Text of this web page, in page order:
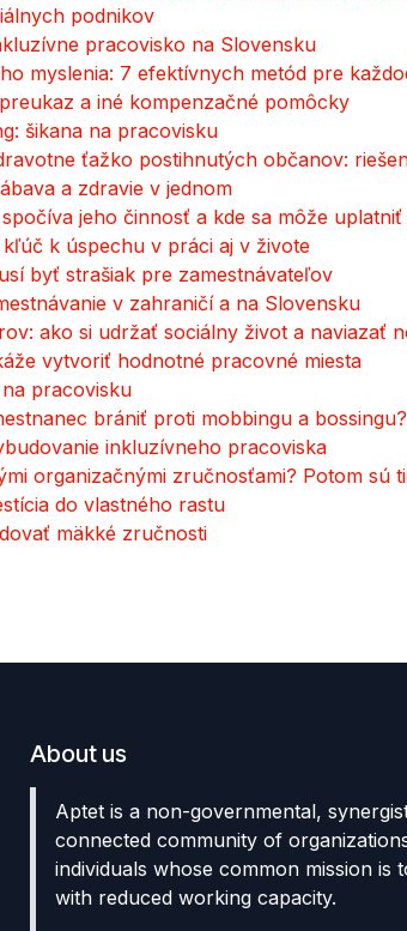
podnikov
pracovisko na Slovensku
myslenia: 7 efektívnych metód pre
a iné kompenzačné pomôcky
šikana na pracovisku
ťažko postihnutých občanov:
a zdravie v jednom
jeho činnosť a kde sa môže uplatniť
k úspechu v práci aj v živote
byť strašiak pre zamestnávateľov
v zahraničí a na Slovensku
ako si udržať sociálny život a naviazať
vytvoriť hodnotné pracovné miesta
pracovisku
brániť proti mobbingu a bossingu?
inkluzívneho pracoviska
organizačnými zručnosťami? Potom sú
do vlastného rastu
mäkké zručnosti
About us
Aptet is a non-governmental,
connected community of
individuals whose common mission is
with reduced working capacity.